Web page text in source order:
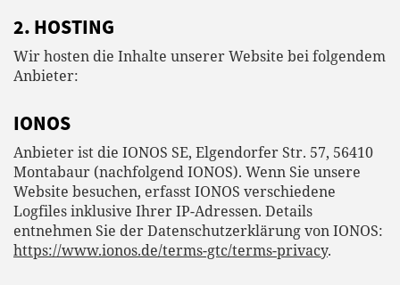
2. HOSTING
Wir hosten die Inhalte unserer Website bei folgendem
Anbieter:
IONOS
Anbieter ist die IONOS SE, Elgendorfer Str. 57, 56410
Montabaur (nachfolgend IONOS). Wenn Sie unsere
Website besuchen, erfasst IONOS verschiedene
Logfiles inklusive Ihrer IP-Adressen. Details
entnehmen Sie der Datenschutzerklärung von IONOS:
https://www.ionos.de/terms-gtc/terms-privacy.